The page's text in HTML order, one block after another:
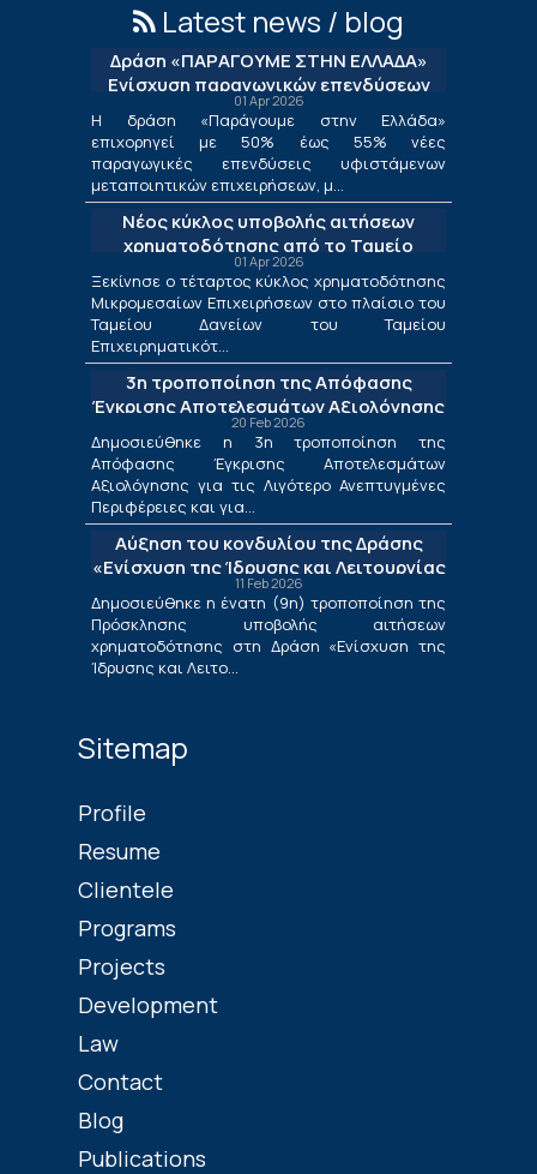
Latest news / blog
Δράση «ΠΑΡΑΓΟΥΜΕ ΣΤΗΝ ΕΛΛΑΔΑ»
Ενίσχυση παραγωγικών επενδύσεων
μεταποίησης
01 Apr 2026
Η δράση «Παράγουμε στην Ελλάδα»
επιχορηγεί με 50% έως 55% νέες
παραγωγικές επενδύσεις υφιστάμενων
μεταποιητικών επιχειρήσεων, μ...
Νέος κύκλος υποβολής αιτήσεων
χρηματοδότησης από το Ταμείο
Δανείων του ΤΕΠΙΧ ΙΙΙ
01 Apr 2026
Ξεκίνησε ο τέταρτος κύκλος χρηματοδότησης
Μικρομεσαίων Επιχειρήσεων στο πλαίσιο του
Ταμείου Δανείων του Ταμείου
Επιχειρηματικότ...
3η τροποποίηση της Απόφασης
Έγκρισης Αποτελεσμάτων Αξιολόγησης
για τις Λιγότερο Ανεπτυγμένες
Περιφέρειες και για τις Περιφέρειες
Μετάβασης στο πλαίσιο της Δράσης
«Ενίσχυση της Ίδρυσης και Λειτουργίας
Νέων Μικρομεσαίων Τουριστικών
Επιχειρήσεων»
20 Feb 2026
Δημοσιεύθηκε η 3η τροποποίηση της
Απόφασης Έγκρισης Αποτελεσμάτων
Αξιολόγησης για τις Λιγότερο Ανεπτυγμένες
Περιφέρειες και για...
Αύξηση του κονδυλίου της Δράσης
«Ενίσχυση της Ίδρυσης και Λειτουργίας
Νέων Μικρομεσαίων Τουριστικών
Επιχειρήσεων»
11 Feb 2026
Δημοσιεύθηκε η ένατη (9η) τροποποίηση της
Πρόσκλησης υποβολής αιτήσεων
χρηματοδότησης στη Δράση «Ενίσχυση της
Ίδρυσης και Λειτο...
Sitemap
Profile
Resume
Clientele
Programs
Projects
Development
Law
Contact
Blog
Publications